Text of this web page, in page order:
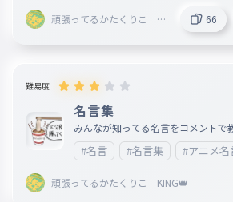
頑張ってるかたくりこ KI
66
難易度
名言集
みんなが知ってる名言をコメントで
！
#名言 #名言集 #アニメ名
頑張ってるかたくりこ KING👑